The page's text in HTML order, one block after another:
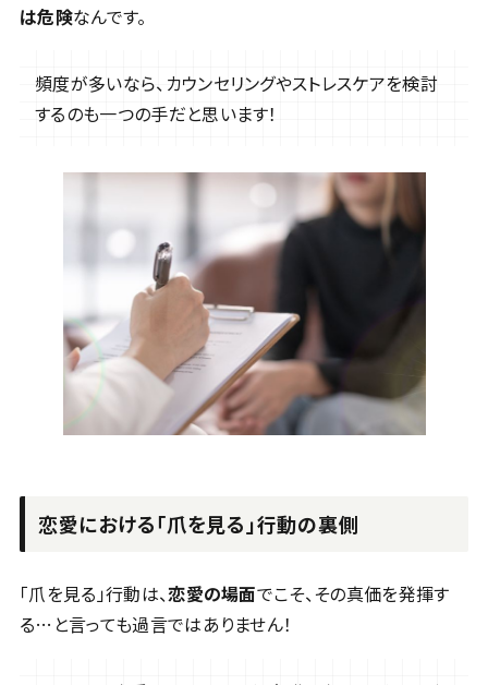
は危険なんです。
頻度が多いなら、カウンセリングやストレスケアを検討
するのも一つの手だと思います！
恋愛における「爪を見る」行動の裏側
「爪を見る」行動は、恋愛の場面でこそ、その真価を発揮す
る…と言っても過言ではありません！